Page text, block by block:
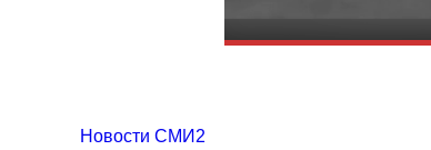
Новости СМИ2